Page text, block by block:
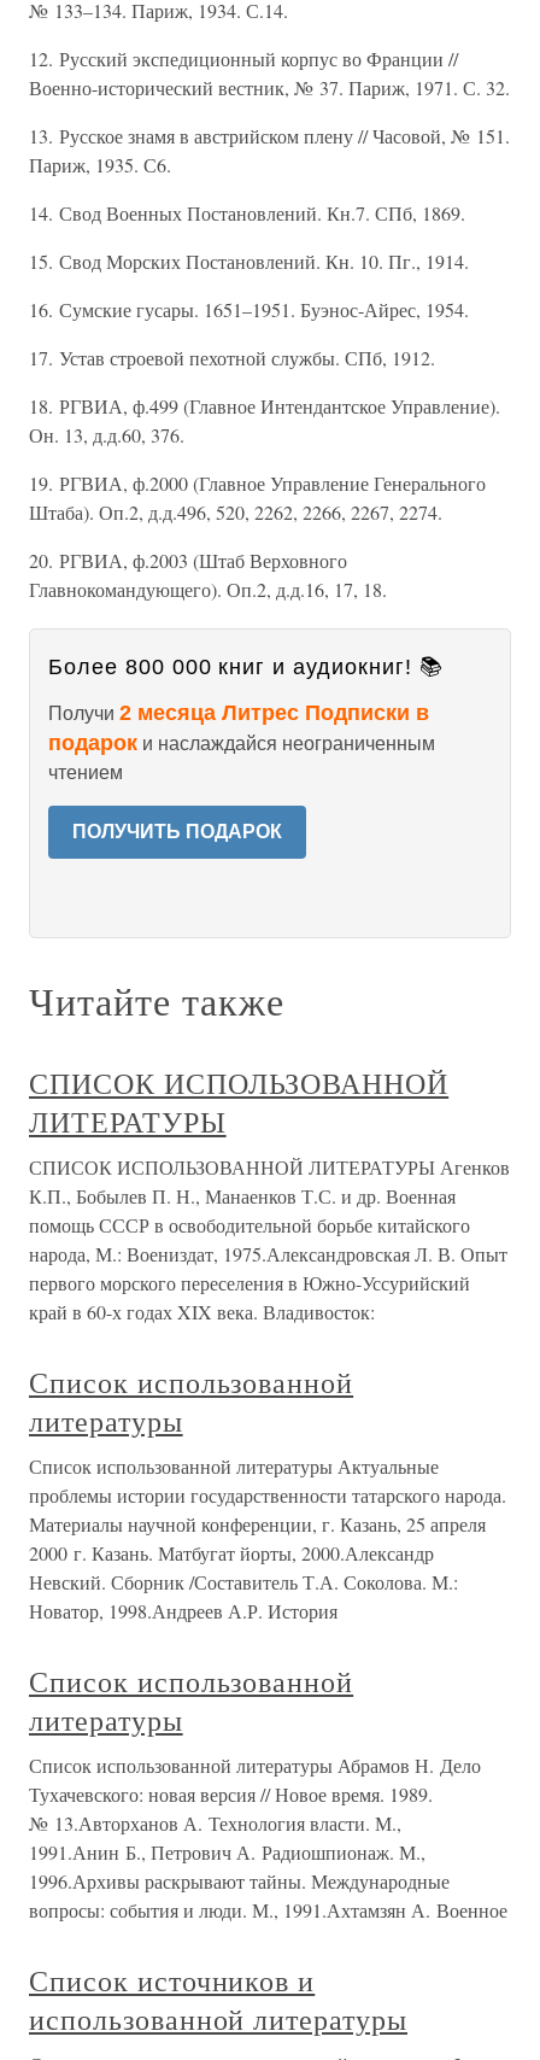
№ 133–134. Париж, 1934. С.14.
12. Русский экспедиционный корпус во Франции //
Военно-исторический вестник, № 37. Париж, 1971. С. 32.
13. Русское знамя в австрийском плену // Часовой, № 151.
Париж, 1935. С6.
14. Свод Военных Постановлений. Кн.7. СПб, 1869.
15. Свод Морских Постановлений. Кн. 10. Пг., 1914.
16. Сумские гусары. 1651–1951. Буэнос-Айрес, 1954.
17. Устав строевой пехотной службы. СПб, 1912.
18. РГВИА, ф.499 (Главное Интендантское Управление).
Он. 13, д.д.60, 376.
19. РГВИА, ф.2000 (Главное Управление Генерального
Штаба). Оп.2, д.д.496, 520, 2262, 2266, 2267, 2274.
20. РГВИА, ф.2003 (Штаб Верховного
Главнокомандующего). Оп.2, д.д.16, 17, 18.
Более 800 000 книг и аудиокниг! 📚
Получи 2 месяца Литрес Подписки в
подарок и наслаждайся неограниченным
чтением
ПОЛУЧИТЬ ПОДАРОК
Читайте также
СПИСОК ИСПОЛЬЗОВАННОЙ
ЛИТЕРАТУРЫ
СПИСОК ИСПОЛЬЗОВАННОЙ ЛИТЕРАТУРЫ Агенков
К.П., Бобылев П. Н., Манаенков Т.С. и др. Военная
помощь СССР в освободительной борьбе китайского
народа, М.: Воениздат, 1975.Александровская Л. В. Опыт
первого морского переселения в Южно-Уссурийский
край в 60-х годах XIX века. Владивосток:
Список использованной
литературы
Список использованной литературы Актуальные
проблемы истории государственности татарского народа.
Материалы научной конференции, г. Казань, 25 апреля
2000 г. Казань. Матбугат йорты, 2000.Александр
Невский. Сборник /Составитель Т.А. Соколова. М.:
Новатор, 1998.Андреев А.Р. История
Список использованной
литературы
Список использованной литературы Абрамов Н. Дело
Тухачевского: новая версия // Новое время. 1989.
№ 13.Авторханов А. Технология власти. М.,
1991.Анин Б., Петрович А. Радиошпионаж. М.,
1996.Архивы раскрывают тайны. Международные
вопросы: события и люди. М., 1991.Ахтамзян А. Военное
Список источников и
использованной литературы